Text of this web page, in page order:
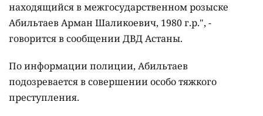
находящийся в межгосударственном розыске
Абильтаев Арман Шаликоевич, 1980 г.р.", -
говорится в сообщении ДВД Астаны.
По информации полиции, Абильтаев
подозревается в совершении особо тяжкого
преступления.